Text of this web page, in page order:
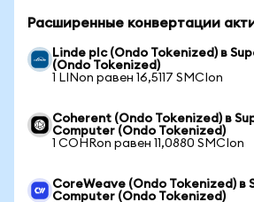
Расширенные конвертации
Linde plc (Ondo Tokenized) в
(Ondo Tokenized)
1 LINon равен 16,5117 SMCIon
Coherent (Ondo Tokenized) в
Computer (Ondo Tokenized)
1 COHRon равен 11,0880 SMCIon
CoreWeave (Ondo Tokenized) в
Computer (Ondo Tokenized)